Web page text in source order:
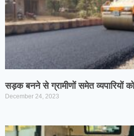
सड़क बनने से ग्रामीणों समेत व्यपारियों
December 24, 2023